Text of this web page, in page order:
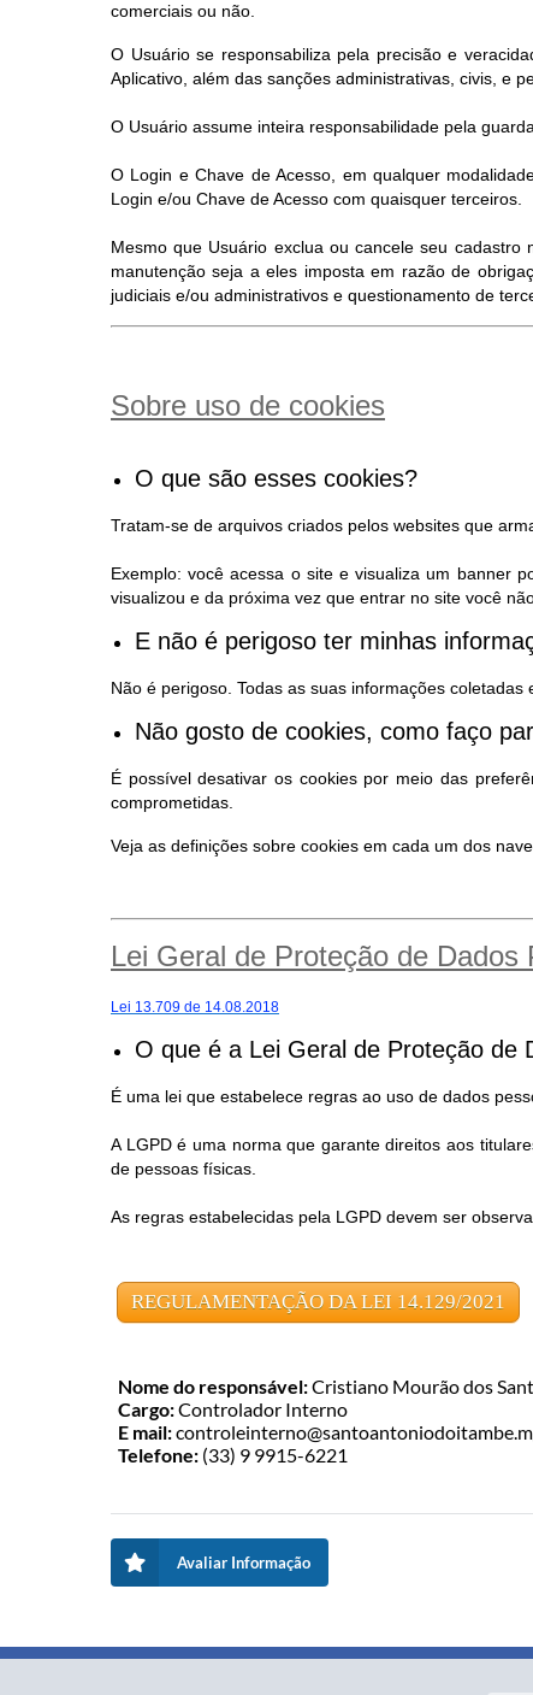
comerciais ou não.
O Usuário se responsabiliza pela precisão e
Aplicativo, além das sanções administrativas, civis, e
O Usuário assume inteira responsabilidade pela
O Login e Chave de Acesso, em qualquer
Login e/ou Chave de Acesso com quaisquer terceiros.
Mesmo que Usuário exclua ou cancele seu
manutenção seja a eles imposta em razão de
judiciais e/ou administrativos e questionamento de
Sobre uso de cookies
O que são esses cookies?
Tratam-se de arquivos criados pelos websites que
Exemplo: você acessa o site e visualiza um banner
visualizou e da próxima vez que entrar no site você
E não é perigoso ter minhas
Não é perigoso. Todas as suas informações
Não gosto de cookies, como faço
É possível desativar os cookies por meio das
comprometidas.
Veja as definições sobre cookies em cada um dos
Lei Geral de Proteção de Dados
Lei 13.709 de 14.08.2018
O que é a Lei Geral de Proteção de
É uma lei que estabelece regras ao uso de dados
A LGPD é uma norma que garante direitos aos
de pessoas físicas.
As regras estabelecidas pela LGPD devem ser
REGULAMENTAÇÃO DA LEI 14.129/2021
Nome do responsável:Cristiano Mourão dos
Cargo:Controlador Interno
E mail:
Telefone: (33) 9 9915-6221
Avaliar Informação